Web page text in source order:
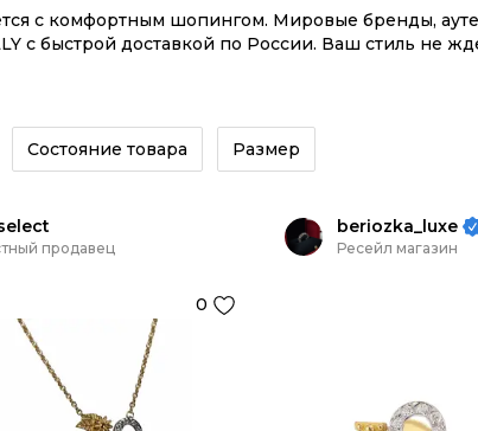
с комфортным шопингом. Мировые бренды,
с быстрой доставкой по России. Ваш стиль не
– заказывайте на сайте или в приложении
Состояние товара Размер
продавец
0
beriozka_luxe
Ресейл магазин